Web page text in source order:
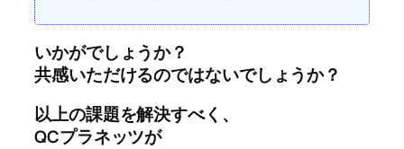
いかがでしょうか？
共感いただけるのではないでしょうか？
以上の課題を解決すべく、
QCプラネッツが